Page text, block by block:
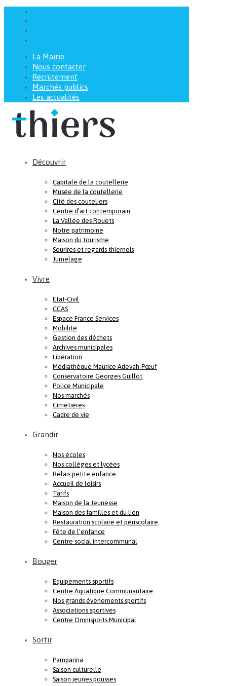
La Mairie
Nous contacter
Recrutement
Marchés publics
Les actualités
Découvrir
Capitale de la coutellerie
Musée de la coutellerie
Cité des couteliers
Centre d’art contemporain
La Vallée des Rouets
Notre patrimoine
Maison du tourisme
Sourires et regards thiernois
Jumelage
Vivre
Etat-Civil
CCAS
Espace France Services
Mobilité
Gestion des déchets
Archives municipales
Libération
Médiathèque Maurice Adevah-Pœuf
Conservatoire Georges Guillot
Police Municipale
Nos marchés
Cimetières
Cadre de vie
Grandir
Nos écoles
Nos collèges et lycées
Relais petite enfance
Accueil de loisirs
Tarifs
Maison de la Jeunesse
Maison des familles et du lien
Restauration scolaire et périscolaire
Fête de l’enfance
Centre social intercommunal
Bouger
Equipements sportifs
Centre Aquatique Communautaire
Nos grands évènements sportifs
Associations sportives
Centre Omnisports Municipal
Sortir
Pamparina
Saison culturelle
Saison jeunes pousses